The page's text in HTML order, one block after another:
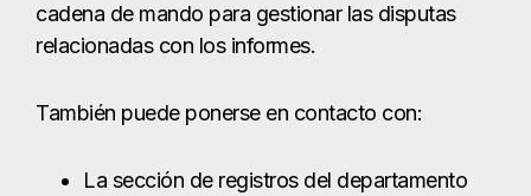
cadena de mando para gestionar las disputas
relacionadas con los informes.
También puede ponerse en contacto con:
La sección de registros del departamento